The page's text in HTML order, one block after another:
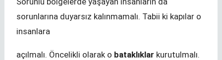
sorunlarına duyarsız kalınmamalı. Tabii ki kapılar o
insanlara
açılmalı. Öncelikli olarak o bataklıklar kurutulmalı.